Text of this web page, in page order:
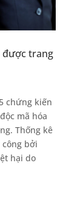
được trang
chứng kiến
mã hóa
Thống kê
công bởi
hại do